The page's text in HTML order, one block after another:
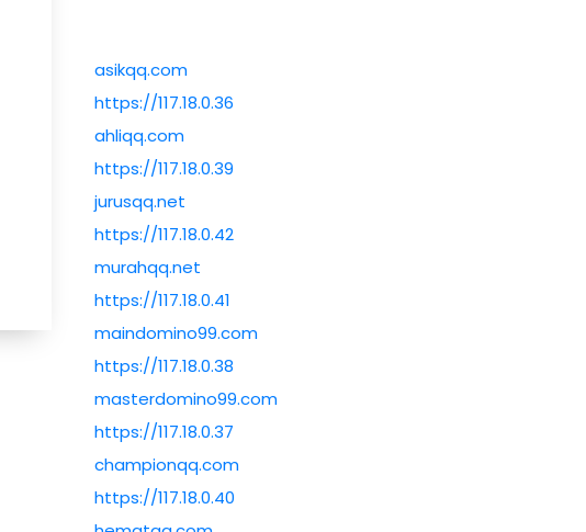
asikqq.com
https://117.18.0.36
ahliqq.com
https://117.18.0.39
jurusqq.net
https://117.18.0.42
murahqq.net
https://117.18.0.41
maindomino99.com
https://117.18.0.38
masterdomino99.com
https://117.18.0.37
championqq.com
https://117.18.0.40